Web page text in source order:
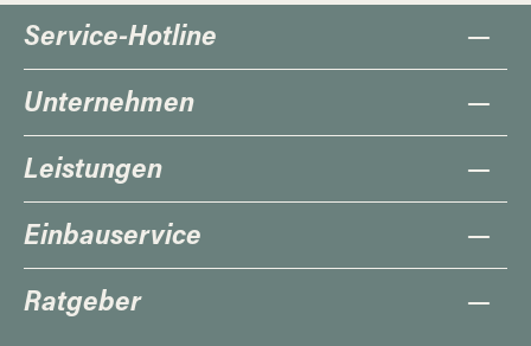
Service-Hotline
Unternehmen
Leistungen
Einbauservice
Ratgeber